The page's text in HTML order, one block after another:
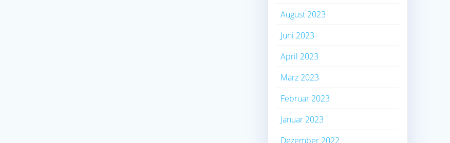
August 2023
Juni 2023
April 2023
März 2023
Februar 2023
Januar 2023
Dezember 2022